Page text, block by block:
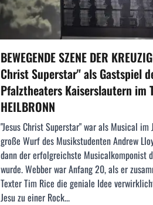
BEWEGENDE SZENE DER
Christ Superstar" als Gastspiel
Pfalztheaters Kaiserslautern im
HEILBRONN
"Jesus Christ Superstar" war als Musical im
große Wurf des Musikstudenten Andrew
dann der erfolgreichste Musicalkomponist
wurde. Webber war Anfang 20, als er
Texter Tim Rice die geniale Idee
Jesu zu einer Rock...